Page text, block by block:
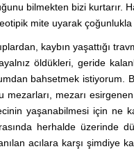
bilmekten bizi kurtarır.
mite uyarak çoğunlukla
kaybın yaşattığı
öldükleri, geride
bahsetmek istiyorum.
mezarları, mezarı
yaşanabilmesi için ne
herhalde üzerinde
acılara karşı şimdiye